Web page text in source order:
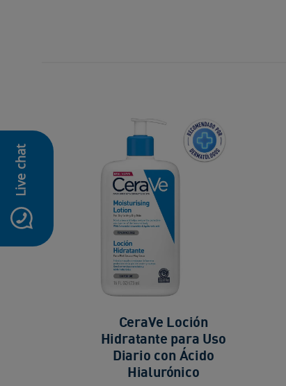
Live chat
icon-whatsapp
CeraVe Loción
Hidratante para Uso
Diario con Ácido
Hialurónico